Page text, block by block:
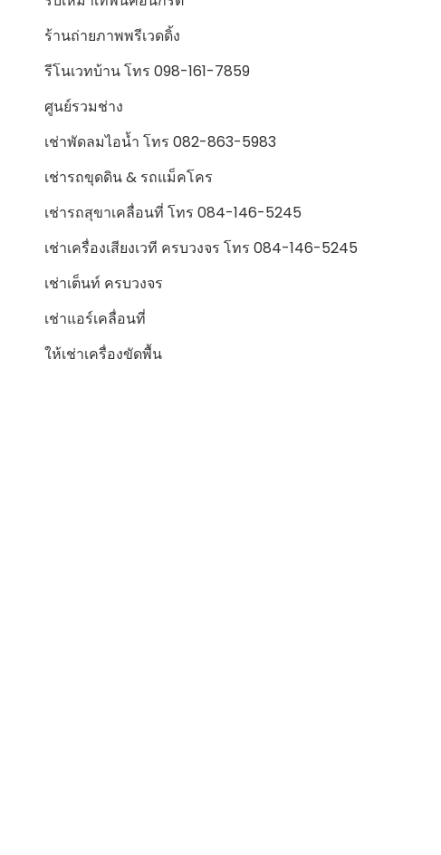
ร้านถ่ายภาพพรีเวดดิ้ง
รีโนเวทบ้าน โทร 098-161-7859
ศูนย์รวมช่าง
เช่าพัดลมไอน้ำ โทร 082-863-5983
เช่ารถขุดดิน & รถแม็คโคร
เช่ารถสุขาเคลื่อนที่ โทร 084-146-5245
เช่าเครื่องเสียงเวที ครบวงจร โทร 084-146-5245
เช่าเต็นท์ ครบวงจร
เช่าแอร์เคลื่อนที่
ให้เช่าเครื่องขัดพื้น